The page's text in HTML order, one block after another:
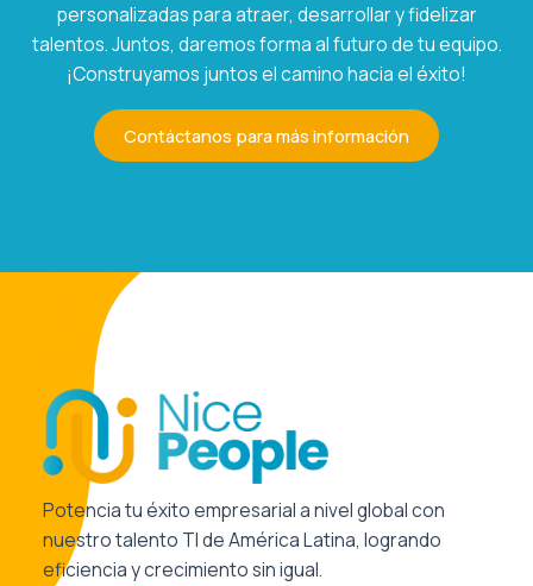
personalizadas para atraer, desarrollar y fidelizar
talentos. Juntos, daremos forma al futuro de tu equipo.
¡Construyamos juntos el camino hacia el éxito!
Contáctanos para más información
Potencia tu éxito empresarial a nivel global con
nuestro talento TI de América Latina, logrando
eficiencia y crecimiento sin igual.